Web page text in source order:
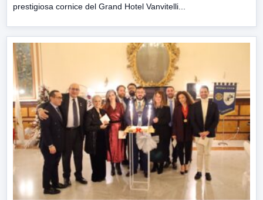
prestigiosa cornice del Grand Hotel Vanvitelli...